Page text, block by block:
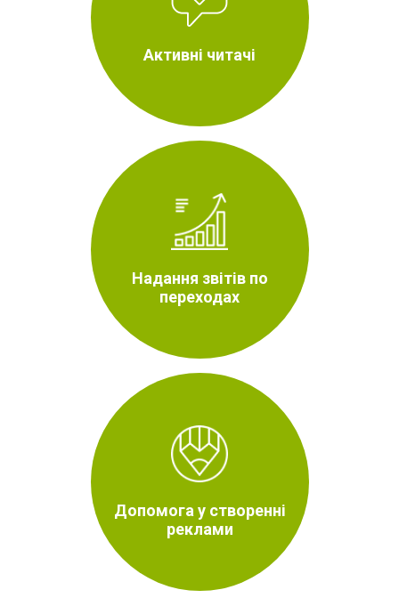
Активні читачі
Надання звітів по
переходах
Допомога у створенні
реклами